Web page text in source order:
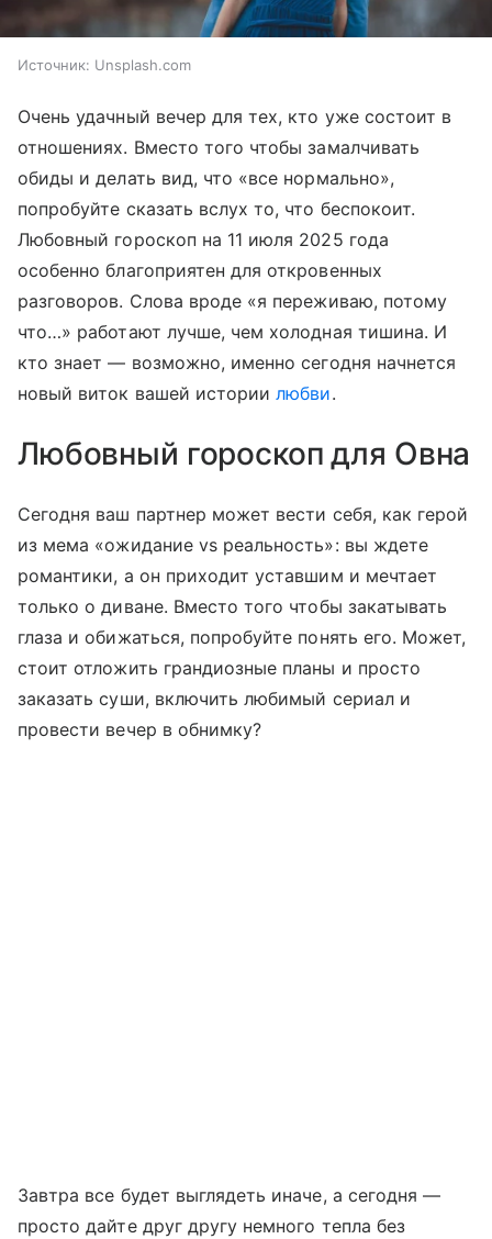
Источник: Unsplash.com
Очень удачный вечер для тех, кто уже состоит в
отношениях. Вместо того чтобы замалчивать
обиды и делать вид, что «все нормально»,
попробуйте сказать вслух то, что беспокоит.
Любовный гороскоп на 11 июля 2025 года
особенно благоприятен для откровенных
разговоров. Слова вроде «я переживаю, потому
что…» работают лучше, чем холодная тишина. И
кто знает — возможно, именно сегодня начнется
новый виток вашей историилюбви.
Любовный гороскоп для Овна
Сегодня ваш партнер может вести себя, как герой
из мема «ожидание vs реальность»: вы ждете
романтики, а он приходит уставшим и мечтает
только о диване. Вместо того чтобы закатывать
глаза и обижаться, попробуйте понять его. Может,
стоит отложить грандиозные планы и просто
заказать суши, включить любимый сериал и
провести вечер в обнимку?
Завтра все будет выглядеть иначе, а сегодня —
просто дайте друг другу немного тепла без